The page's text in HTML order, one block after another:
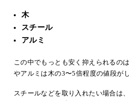
木
スチール
アルミ
この中でもっとも安く抑えられるの
やアルミは木の3〜5倍程度の値段がし
スチールなどを取り入れたい場合は